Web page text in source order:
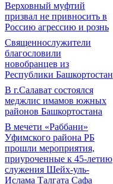
Верховный муфтий
призвал не привносить в
Россию агрессию и рознь
Священнослужители
благословили
новобранцев из
Республики Башкортостан
В г.Салават состоялся
меджлис имамов южных
районов Башкортостана
В мечети «Раббани»
Уфимского района РБ
прошли мероприятия,
приуроченные к 45-летию
служения Шейх-уль-
Ислама Талгата Сафа